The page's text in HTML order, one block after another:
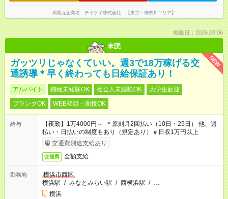
掲載元企業名 テイケイ株式会社 【東京・神奈川エリア】
掲載日：2026.08.06
未読
NEW
ガッツリじゃなくていい。週3で18万稼げる交
通誘導＊早く終わっても日給保証あり！
アルバイト 職種未経験OK 社会人未経験OK
大学生歓迎
ブランクOK
WEB登録・面接OK
給与
【夜勤】1万4000円～ ＊原則月2回払い（10日・25日） 他、週
払い・日払いの制度もあり（規定あり）＃日収1万円以上
交通費別途支給あり
交通費 全額支給
勤務地
横浜市西区
横浜駅 / みなとみらい駅 / 西横浜駅 / …
横浜